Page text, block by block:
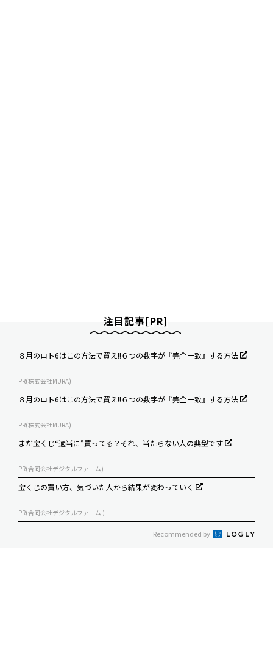
注目記事[PR]
８月のロト6はこの方法で買え!!６つの数字が『完全一致』する方法
PR(株式会社MURA)
８月のロト6はこの方法で買え!!６つの数字が『完全一致』する方法
PR(株式会社MURA)
まだ宝くじ“適当に”買ってる？それ、当たらない人の典型です
PR(合同会社デジタルファーム)
宝くじの買い方、気づいた人から結果が変わっていく
PR(合同会社デジタルファーム )
Recommended by